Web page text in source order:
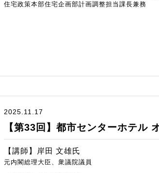
住宅政策本部住宅企画部計画調整担当課長兼務
2025.11.17
【第33回】都市センターホテル
【講師】岸田 文雄氏
元内閣総理大臣、衆議院議員